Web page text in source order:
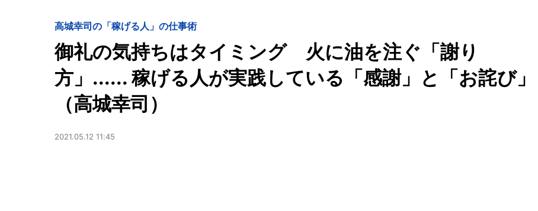
高城幸司の「稼げる人」の仕事術
御礼の気持ちはタイミング 火に油を注ぐ「謝り
方」...... 稼げる人が実践している「感謝」と「お詫び」
（高城幸司）
2021.05.12 11:45